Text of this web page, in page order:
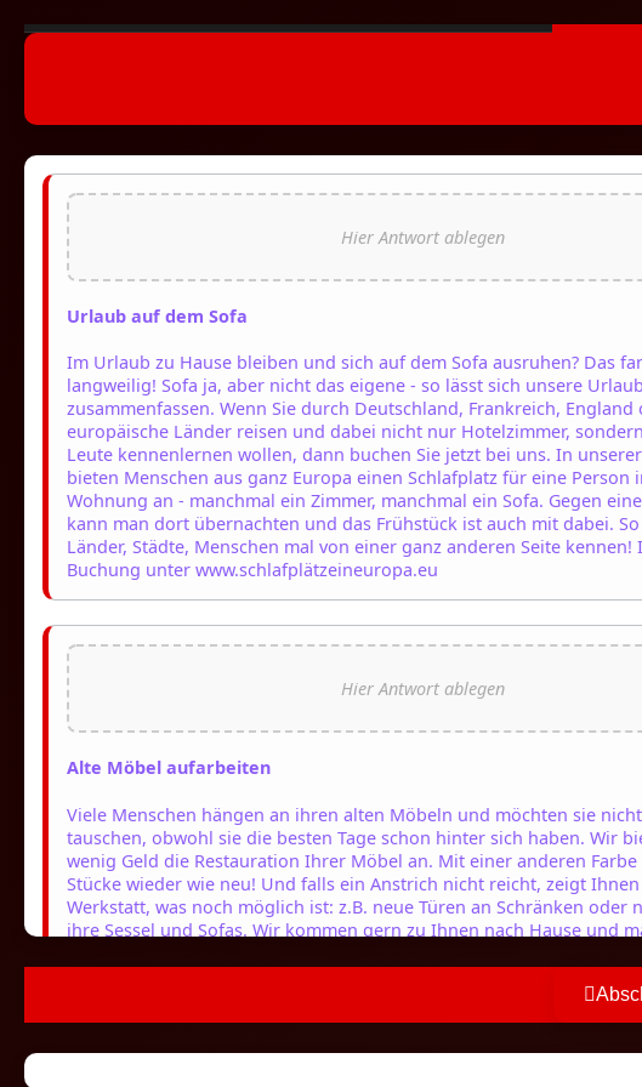
Urlaub auf dem Sofa
Im Urlaub zu Hause bleiben und sich auf dem Sofa ausruhen? Das
langweilig! Sofa ja, aber nicht das eigene - so lässt sich unsere
zusammenfassen. Wenn Sie durch Deutschland, Frankreich, England
europäische Länder reisen und dabei nicht nur Hotelzimmer,
Leute kennenlernen wollen, dann buchen Sie jetzt bei uns. In
bieten Menschen aus ganz Europa einen Schlafplatz für eine Person
Wohnung an - manchmal ein Zimmer, manchmal ein Sofa. Gegen
kann man dort übernachten und das Frühstück ist auch mit dabei.
Länder, Städte, Menschen mal von einer ganz anderen Seite kennen!
Buchung unter www.schlafplätzeineuropa.eu
Alte Möbel aufarbeiten
Viele Menschen hängen an ihren alten Möbeln und möchten sie
tauschen, obwohl sie die besten Tage schon hinter sich haben. Wir
wenig Geld die Restauration Ihrer Möbel an. Mit einer anderen
Stücke wieder wie neu! Und falls ein Anstrich nicht reicht, zeigt
Werkstatt, was noch möglich ist: z.B. neue Türen an Schränken oder
ihre Sessel und Sofas. Wir kommen gern zu Ihnen nach Hause und